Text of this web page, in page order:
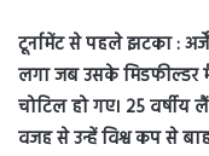
टूर्नामेंट से पहले झटका :
लगा जब उसके मिडफील्डर
चोटिल हो गए। 25
वजह से उन्हें विश्व कप से